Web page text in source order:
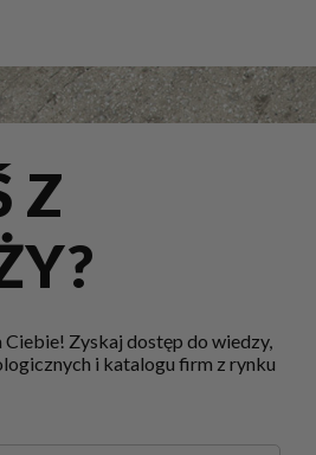
Z
Zyskaj dostęp do wiedzy,
i katalogu firm z rynku